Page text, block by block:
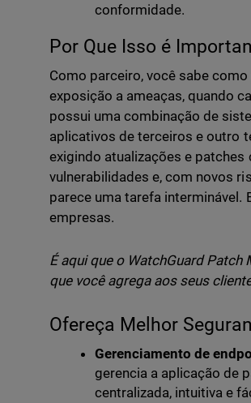
conformidade.
Por Que Isso é
Como parceiro, você sabe
exposição a ameaças, quando
possui uma combinação de
aplicativos de terceiros e outro
exigindo atualizações e
vulnerabilidades e, com novos
parece uma tarefa interminável.
empresas.
É aqui que o WatchGuard
que você agrega aos seus
Ofereça Melhor
Gerenciamento de
gerencia a aplicação de
centralizada, intuitiva e